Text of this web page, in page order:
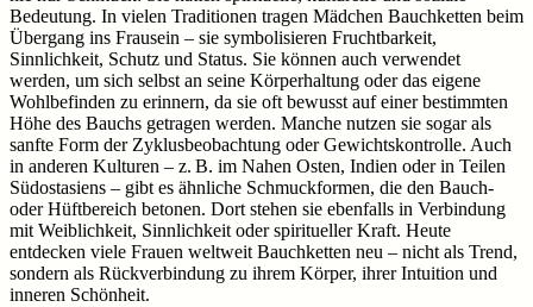
Bedeutung. In vielen Traditionen tragen Mädchen Bauchketten beim
Übergang ins Frausein – sie symbolisieren Fruchtbarkeit,
Sinnlichkeit, Schutz und Status. Sie können auch verwendet
werden, um sich selbst an seine Körperhaltung oder das eigene
Wohlbefinden zu erinnern, da sie oft bewusst auf einer bestimmten
Höhe des Bauchs getragen werden. Manche nutzen sie sogar als
sanfte Form der Zyklusbeobachtung oder Gewichtskontrolle. Auch
in anderen Kulturen – z. B. im Nahen Osten, Indien oder in Teilen
Südostasiens – gibt es ähnliche Schmuckformen, die den Bauch-
oder Hüftbereich betonen. Dort stehen sie ebenfalls in Verbindung
mit Weiblichkeit, Sinnlichkeit oder spiritueller Kraft. Heute
entdecken viele Frauen weltweit Bauchketten neu – nicht als Trend,
sondern als Rückverbindung zu ihrem Körper, ihrer Intuition und
inneren Schönheit.